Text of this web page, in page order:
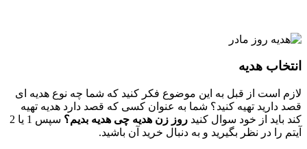
انتخاب هدیه
لازم است از قبل به این موضوع فکر کنید که شما چه نوع هدیه ای
قصد دارید تهیه کنید؟ شما به عنوان کسی که قصد دارد هدیه تهیه
کند باید از خود سوال کنید روز زن هدیه چی هدیه بدیم؟
سپس 1 یا 2
آیتم را در نظر بگیرید و به دنبال خرید آن باشید.